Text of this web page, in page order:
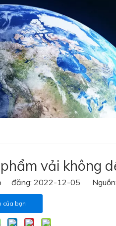
vải không
đăng: 2022-12-05
của bạn